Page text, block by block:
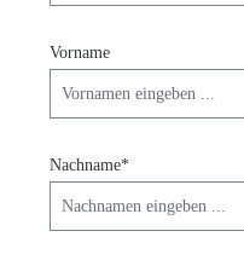
Vorname
Nachname*